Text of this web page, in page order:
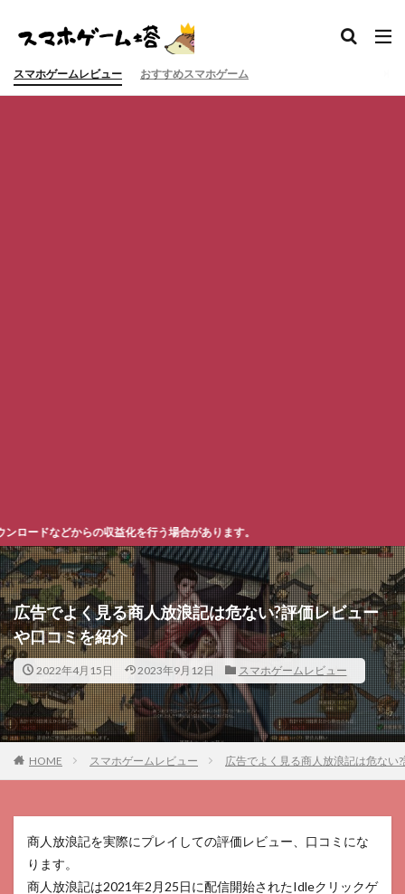
スマホゲームレビュー おすすめスマホゲーム
合があります。
広告でよく見る商人放浪記は危ない?評価レビュー
や口コミを紹介
2022年4月15日 2023年9月12日 スマホゲームレビュー
HOME スマホゲームレビュー 広告でよく見る商人放浪記は危ない
商人放浪記を実際にプレイしての評価レビュー、口コミにな
ります。
商人放浪記は2021年2月25日に配信開始されたIdleクリックゲ